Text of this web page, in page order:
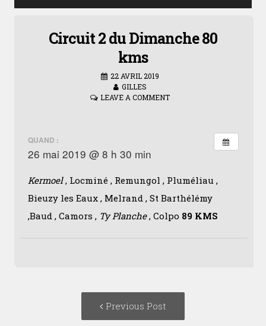
Circuit 2 du Dimanche 80
kms
22 AVRIL 2019
GILLES
LEAVE A COMMENT
QUAND :
26 mai 2019 @ 8 h 30 min
Kermoel, Locminé , Remungol , Pluméliau ,
Bieuzy les Eaux , Melrand , St Barthélémy
,Baud , Camors , Ty Planche, Colpo 89 KMS
Previous Post